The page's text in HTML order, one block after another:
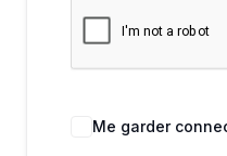
Me garder